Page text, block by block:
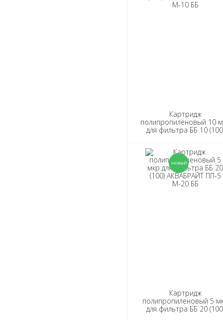
Картридж
полипропиленовый 10
для фильтра ББ 10
Картридж
полипропиленовый 5
для фильтра ББ 20